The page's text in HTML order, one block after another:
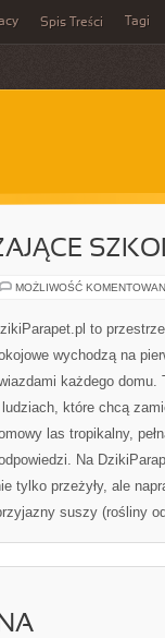
Spis Treści Tagi
MOŻLIWOŚĆ
to
wychodzą na
każdego domu.
które chcą
las tropikalny,
Na
tylko przeżyły, ale
suszy (rośliny